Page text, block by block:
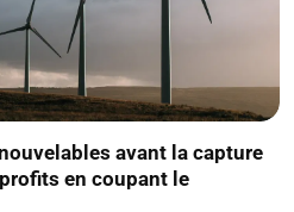
avant la capture
en coupant le